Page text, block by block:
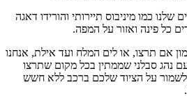
כמו מיניבוס תיירותי והורידו דאגה
כל פינה ואזור על המפה.
אם תרצו, או לים המלח ועד אילת, אנחנו
נהג סבלני שממתין בכל מקום שתרצו
על הציוד שלכם ברכב ללא חשש